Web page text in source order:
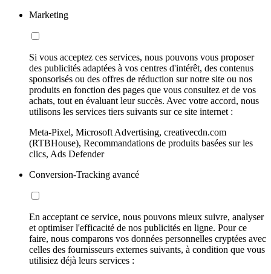
Marketing
Si vous acceptez ces services, nous pouvons vous proposer
des publicités adaptées à vos centres d'intérêt, des contenus
sponsorisés ou des offres de réduction sur notre site ou nos
produits en fonction des pages que vous consultez et de vos
achats, tout en évaluant leur succès. Avec votre accord, nous
utilisons les services tiers suivants sur ce site internet :
Meta-Pixel, Microsoft Advertising, creativecdn.com
(RTBHouse), Recommandations de produits basées sur les
clics, Ads Defender
Conversion-Tracking avancé
En acceptant ce service, nous pouvons mieux suivre, analyser
et optimiser l'efficacité de nos publicités en ligne. Pour ce
faire, nous comparons vos données personnelles cryptées avec
celles des fournisseurs externes suivants, à condition que vous
utilisiez déjà leurs services :